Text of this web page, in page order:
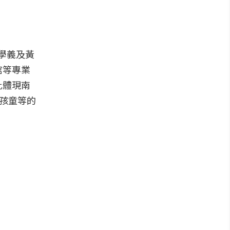
義及黃
專業
現南
童等的